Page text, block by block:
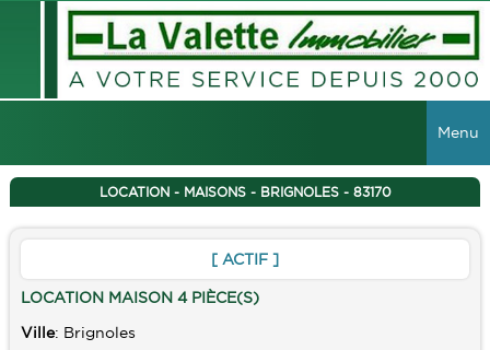
Menu
VENTES
TOUTES LES VENTES
LOCATIONS
TOUTES LES LOCATIONS
VIAGER
LOCATION - MAISONS - BRIGNOLES - 83170
[ ACTIF ]
LOCATION MAISON 4 PIÈCE(S)
Ville: Brignoles